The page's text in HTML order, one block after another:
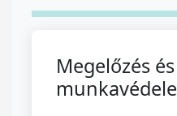
Megelőzés